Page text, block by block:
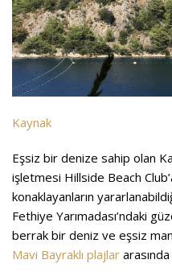
Kaynak
Eşsiz bir denize sahip olan
işletmesi Hillside Beach
konaklayanların
Fethiye Yarımadası’ndaki
berrak bir deniz ve eşsiz
Mavi Bayraklı plajlar